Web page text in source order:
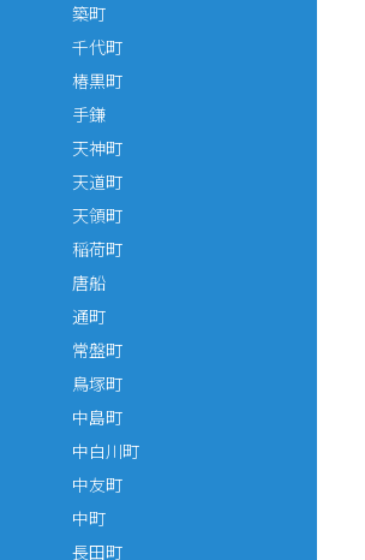
築町
千代町
椿黒町
手鎌
天神町
天道町
天領町
稲荷町
唐船
通町
常盤町
鳥塚町
中島町
中白川町
中友町
中町
長田町